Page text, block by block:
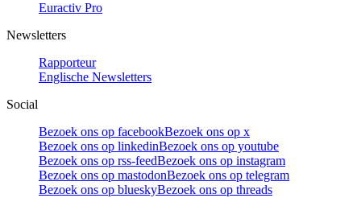
Euractiv Pro
Newsletters
Rapporteur
Englische Newsletters
Social
Bezoek ons op facebookBezoek ons op x
Bezoek ons op linkedinBezoek ons op youtube
Bezoek ons op rss-feedBezoek ons op instagram
Bezoek ons op mastodonBezoek ons op telegram
Bezoek ons op blueskyBezoek ons op threads